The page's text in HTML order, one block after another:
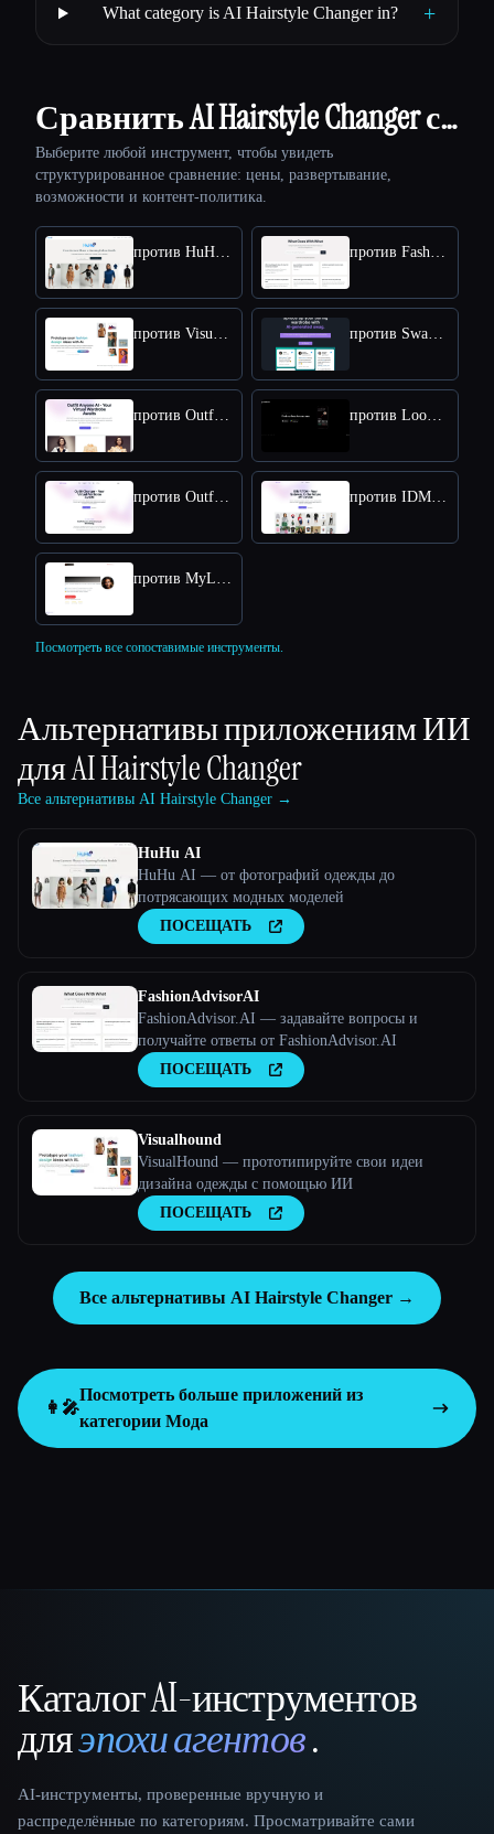
What category is AI Hairstyle Changer in? +
Сравнить AI Hairstyle Changer с…
Выберите любой инструмент, чтобы увидеть
структурированное сравнение: цены, развертывание,
возможности и контент-политика.
против HuHu AI против FashionAdvisorAI
против Visualhound против SwagAI
против Outfit Anyone AI против LooksMax AI
против Outfit Changer против IDM VTON Online - Free Online Access for Virtual Try-Ons
против MyLooks AI
Посмотреть все сопоставимые инструменты.
Альтернативы приложениям ИИ
дляAI Hairstyle Changer
Все альтернативы AI Hairstyle Changer →
HuHu AI
HuHu AI — от фотографий одежды до
потрясающих модных моделей
ПОСЕЩАТЬ
FashionAdvisorAI
FashionAdvisor.AI — задавайте вопросы и
получайте ответы от FashionAdvisor.AI
ПОСЕЩАТЬ
Visualhound
VisualHound — прототипируйте свои идеи
дизайна одежды с помощью ИИ
ПОСЕЩАТЬ
Все альтернативы AI Hairstyle Changer →
👩‍🎤
Посмотреть больше приложений из
категории Мода
That AI Collection
Каталог AI-инструментов
дляэпохи агентов.
AI-инструменты, проверенные вручную и
распределённые по категориям. Просматривайте сами